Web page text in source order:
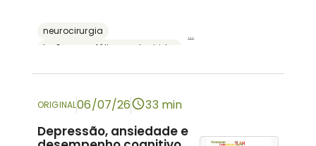
neurocirurgia
bateria breve de rastreio cognitivo
...
ORIGINAL06/07/26 33 min
Depressão, ansiedade e